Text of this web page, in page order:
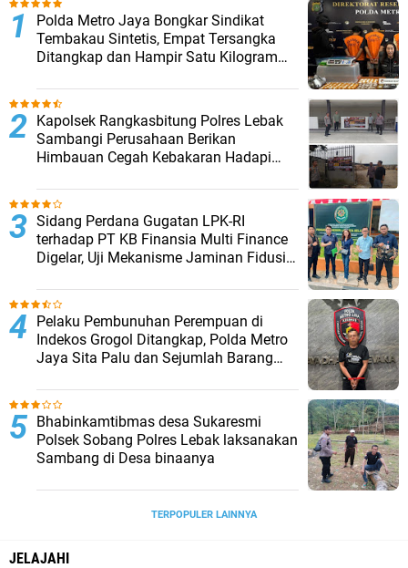
‎Polda Metro Jaya Bongkar Sindikat
Tembakau Sintetis, Empat Tersangka
Ditangkap dan Hampir Satu Kilogram
Kapolsek Rangkasbitung Polres Lebak
Sambangi Perusahaan Berikan
Himbauan Cegah Kebakaran Hadapi
Sidang Perdana Gugatan LPK-RI
terhadap PT KB Finansia Multi Finance
Digelar, Uji Mekanisme Jaminan Fidusia
Pelaku Pembunuhan Perempuan di
Indekos Grogol Ditangkap, Polda Metro
Jaya Sita Palu dan Sejumlah Barang
Bhabinkamtibmas desa Sukaresmi
Polsek Sobang Polres Lebak laksanakan
Sambang di Desa binaanya
TERPOPULER LAINNYA
JELAJAHI